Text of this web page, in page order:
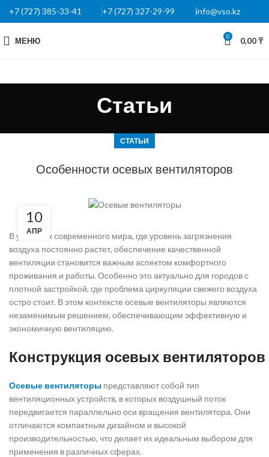
+7 (727) 385-33-41 +7 (727) 327-29-99 info@vso.kz
МЕНЮ 0 0,00₸
Статьи
СТАТЬИ
Особенности осевых вентиляторов
10
АПР
В условиях современного мира, где уровень загрязнения
воздуха постоянно растет, обеспечение качественной
вентиляции становится важным аспектом комфортного
проживания и работы. Особенно это актуально для городов с
плотной застройкой, где проблема циркуляции свежего воздуха
остро стоит. В этом контексте осевые вентиляторы являются
незаменимым решением, обеспечивающим эффективную и
экономичную вентиляцию.
Конструкция осевых вентиляторов
Осевые вентиляторы представляют собой тип
вентиляционных устройств, в которых воздушный поток
передвигается параллельно оси вращения вентилятора. Они
отличаются компактным дизайном и высокой
производительностью, что делает их идеальным выбором для
применения в различных сферах.